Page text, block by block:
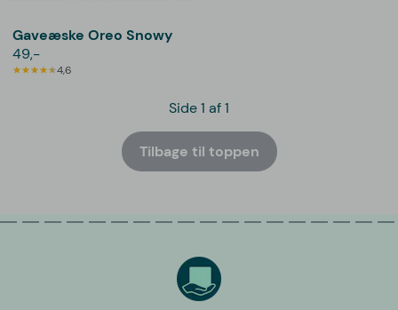
Gaveæske Oreo Snowy
49,-
4,6
Side 1 af 1
Tilbage til toppen